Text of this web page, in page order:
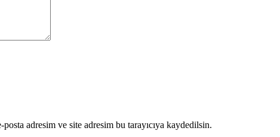
adresim ve site adresim bu tarayıcıya kaydedilsin.